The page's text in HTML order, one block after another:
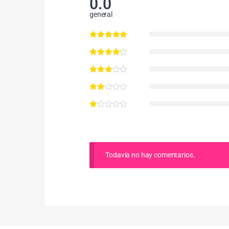
0.0
general
Todavía no hay comentarios.